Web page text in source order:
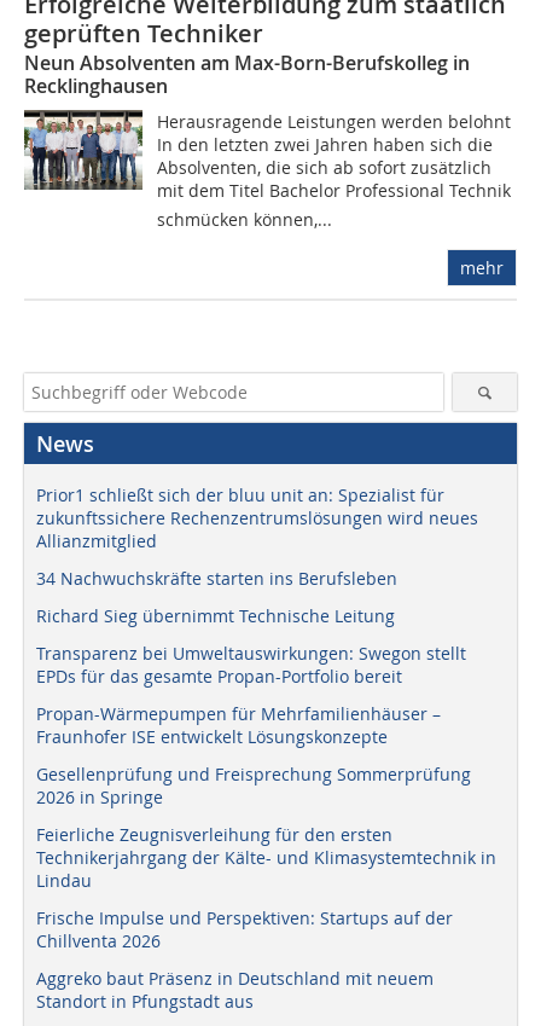
geprüften Techniker
Neun Absolventen am Max-Born-Berufskolleg in
Recklinghausen
Herausragende Leistungen werden belohnt
In den letzten zwei Jahren haben sich die
Absolventen, die sich ab sofort zusätzlich
mit dem Titel Bachelor Professional Technik
schmücken können,...
mehr
News
Prior1 schließt sich der bluu unit an: Spezialist für
zukunftssichere Rechenzentrumslösungen wird neues
Allianzmitglied
34 Nachwuchskräfte starten ins Berufsleben
Richard Sieg übernimmt Technische Leitung
Transparenz bei Umweltauswirkungen: Swegon stellt
EPDs für das gesamte Propan-Portfolio bereit
Propan-Wärmepumpen für Mehrfamilienhäuser –
Fraunhofer ISE entwickelt Lösungskonzepte
Gesellenprüfung und Freisprechung Sommerprüfung
2026 in Springe
Feierliche Zeugnisverleihung für den ersten
Technikerjahrgang der Kälte- und Klimasystemtechnik in
Lindau
Frische Impulse und Perspektiven: Startups auf der
Chillventa 2026
Aggreko baut Präsenz in Deutschland mit neuem
Standort in Pfungstadt aus